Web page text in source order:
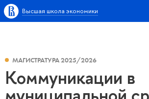
Высшая школа экономики
МАГИСТРАТУРА 2025/2026
Коммуникации в